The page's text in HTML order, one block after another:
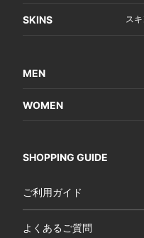
SKINS ス
MEN
WOMEN
SHOPPING GUIDE
ご利用ガイド
よくあるご質問